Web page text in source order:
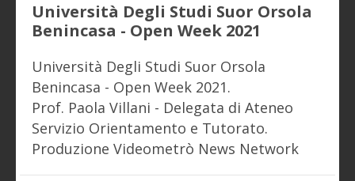
Università Degli Studi Suor Orsola
Benincasa - Open Week 2021
Università Degli Studi Suor Orsola
Benincasa - Open Week 2021.
Prof. Paola Villani - Delegata di Ateneo
Servizio Orientamento e Tutorato.
Produzione Videometrò News Network